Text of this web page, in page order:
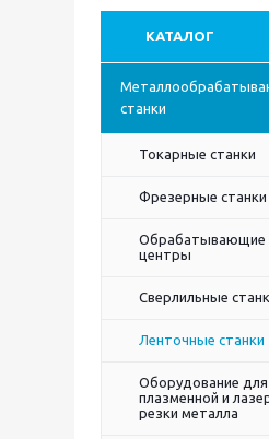
КАТАЛОГ
станки
Токарные станки
Фрезерные станки
Обрабатывающие
центры
Сверлильные
Ленточные станки
Оборудование для
плазменной и
резки металла